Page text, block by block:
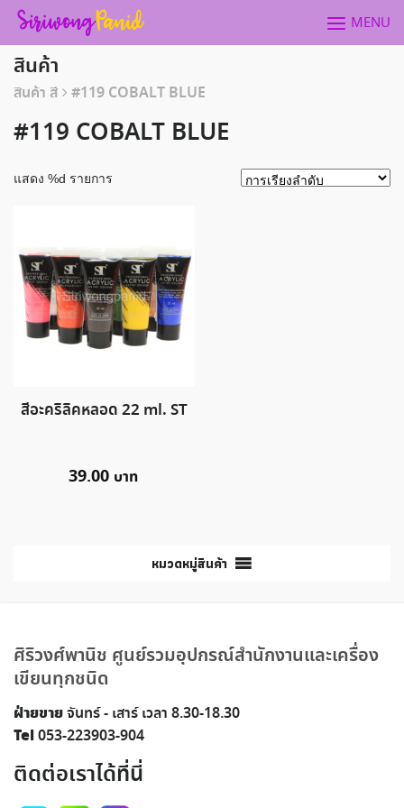
Skip
content
MENU
สินค้า
สินค้า สี #119 COBALT BLUE
#119 COBALT BLUE
แสดง %d รายการ
สีอะคริลิคหลอด 22 ml. ST
39.00
หมวดหมู่สินค้า
ศิริวงศ์พานิช ศูนย์รวมอุปกรณ์สำนักงานและเครื่อง
เขียนทุกชนิด
ฝ่ายขายจันทร์ - เสาร์ เวลา 8.30-18.30
Tel053-223903-904
ติดต่อเราได้ที่นี่